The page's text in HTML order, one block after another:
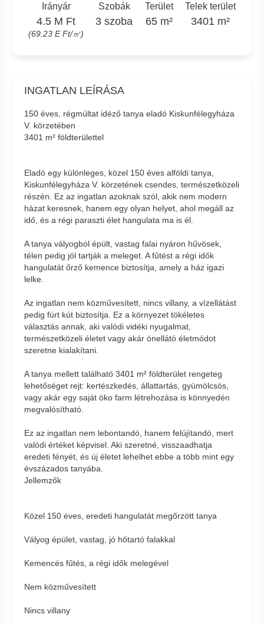
Irányár
4.5 M Ft
(69.23 E Ft/㎡)
Szobák
3 szoba
Terület
65 m²
Telek terület
3401 m²
INGATLAN LEÍRÁSA
150 éves, régmúltat idéző tanya eladó Kiskunfélegyháza
V. körzetében
3401 m² földterülettel
Eladó egy különleges, közel 150 éves alföldi tanya,
Kiskunfélegyháza V. körzetének csendes, természetközeli
részén. Ez az ingatlan azoknak szól, akik nem modern
házat keresnek, hanem egy olyan helyet, ahol megáll az
idő, és a régi paraszti élet hangulata ma is él.
A tanya vályogból épült, vastag falai nyáron hűvösek,
télen pedig jól tartják a meleget. A fűtést a régi idők
hangulatát őrző kemence biztosítja, amely a ház igazi
lelke.
Az ingatlan nem közművesített, nincs villany, a vízellátást
pedig fúrt kút biztosítja. Ez a környezet tökéletes
választás annak, aki valódi vidéki nyugalmat,
természetközeli életet vagy akár önellátó életmódot
szeretne kialakítani.
A tanya mellett található 3401 m² földterület rengeteg
lehetőséget rejt: kertészkedés, állattartás, gyümölcsös,
vagy akár egy saját öko farm létrehozása is könnyedén
megvalósítható.
Ez az ingatlan nem lebontandó, hanem felújítandó, mert
valódi értéket képvisel. Aki szeretné, visszaadhatja
eredeti fényét, és új életet lehelhet ebbe a több mint egy
évszázados tanyába.
Jellemzők
Közel 150 éves, eredeti hangulatát megőrzött tanya
Vályog épület, vastag, jó hőtartó falakkal
Kemencés fűtés, a régi idők melegével
Nem közművesített
Nincs villany